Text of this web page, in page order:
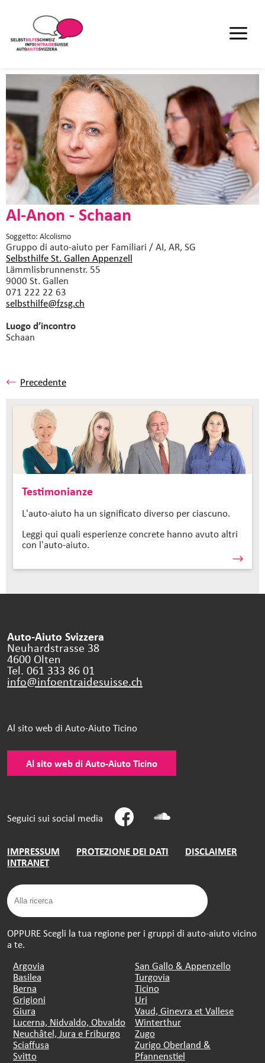
Al-Anon - Schaan
Soggetto: Alcolismo
Gruppo di auto-aiuto per Familiari / AI, AR, SG
Selbsthilfe St. Gallen Appenzell
Lämmlisbrunnenstr. 55
9000 St. Gallen
071 222 22 63
selbsthilfe@fzsg.ch
Luogo d’incontro
Schaan
Precedente
Testimonianze
L'auto-aiuto ha un significato diverso per ciascuno.
Leggi qui quali esperienze concrete hanno avuto altri
con l'auto-aiuto.
Auto-Aiuto Svizzera
Neuhardstrasse 38
4600 Olten
Tel. 061 333 86 01
info@infoentraidesuisse.ch
Al sito web di Auto-Aiuto Ticino
Al sito web di Auto-Aiuto Ticino
Seguici sui social media
IMPRESSUM PROTEZIONE DEI DATI
DISCLAIMER
INTRANET
OPPURE Scegli la tua regione per i gruppi di auto-aiuto vicino
a te.
Argovia
Basilea
Berna
Grigioni
Giura
Lucerna, Nidvaldo, Obvaldo
Neuchâtel, Jura e Friburgo
Sciaffusa
Svitto
San Gallo & Appenzello
Turgovia
Ticino
Uri
Vaud, Ginevra et Vallese
Winterthur
Zugo
Zurigo Oberland &
Pfannenstiel